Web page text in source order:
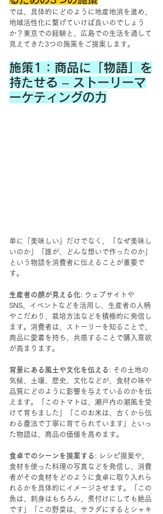
では、具体的にどのように地産地消を進め、
地域活性化に繋げていけば良いのでしょう
か？東京での経験と、広島での生活を通して
見えてきた3つの施策をご提案します。
施策1：商品に「物語」を
持たせる – ストーリーマ
ーケティングの力
単に「美味しい」だけでなく、「なぜ美味し
いのか」「誰が、どんな想いで作ったのか」
という物語を消費者に伝えることが重要で
す。
生産者の顔が見える化: ウェブサイトや
SNS、イベントなどを活用し、生産者の人柄
やこだわり、栽培方法などを積極的に発信し
ます。消費者は、ストーリーを知ることで、
商品に愛着を持ち、共感することで購入意欲
が高まります。
背景にある風土や文化を伝える : その土地の
気候、土壌、歴史、文化などが、食材の味や
品質にどのように影響を与えているのかを伝
えます。「このトマトは、瀬戸内の潮風を受
けて育ちました」「このお米は、古くから伝
わる農法で丁寧に育てられています」といっ
た物語は、商品の価値を高めます。
食卓でのシーンを提案する : レシピ提案や、
食材を使った料理の写真などを発信し、消費
者がその食材をどのように食卓に取り入れら
れるかを具体的にイメージさせます。「この
魚は、刺身はもちろん、煮付けにしても絶品
です」「この野菜は、サラダにするとシャキ